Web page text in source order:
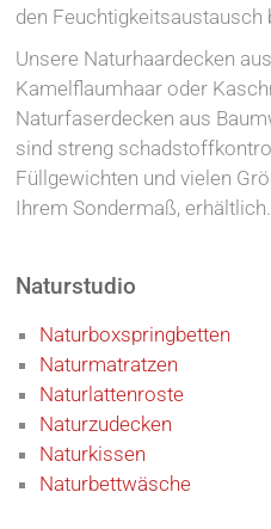
den Feuchtigkeitsaustausch
Unsere Naturhaardecken
Kamelflaumhaar oder
Naturfaserdecken aus
sind streng
Füllgewichten und vielen
Ihrem Sondermaß, erhältlich.
Naturstudio
Naturboxspringbetten
Naturmatratzen
Naturlattenroste
Naturzudecken
Naturkissen
Naturbettwäsche